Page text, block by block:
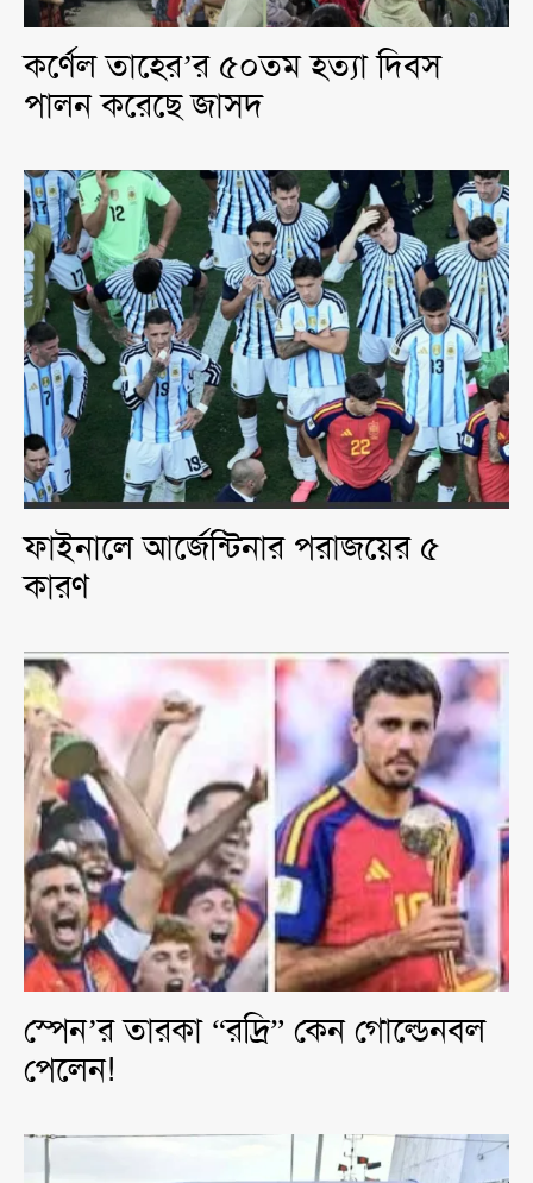
কর্ণেল তাহের’র ৫০তম হত্যা দিবস
পালন করেছে জাসদ
ফাইনালে আর্জেন্টিনার পরাজয়ের ৫
কারণ
স্পেন’র তারকা “রদ্রি” কেন গোল্ডেনবল
পেলেন!